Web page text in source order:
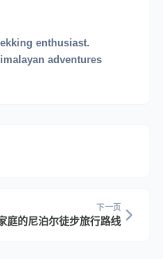
enthusiast.
adventures
下一页
庭的尼泊尔徒步旅行路线